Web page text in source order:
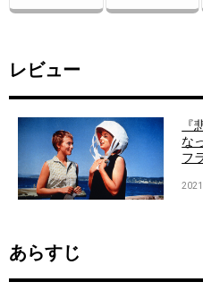
レビュー
な
フ
あらすじ